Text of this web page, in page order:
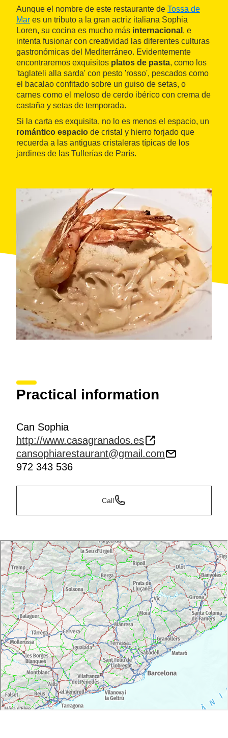
Aunque el nombre de este restaurante de Tossa de
Mar es un tributo a la gran actriz italiana Sophia
Loren, su cocina es mucho más internacional , e
intenta fusionar con creatividad las diferentes culturas
gastronómicas del Mediterráneo. Evidentemente
encontraremos exquisitos platos de pasta, como los
'taglateli alla sarda' con pesto 'rosso', pescados como
el bacalao confitado sobre un guiso de setas, o
carnes como el meloso de cerdo ibérico con crema de
castaña y setas de temporada.
Si la carta es exquisita, no lo es menos el espacio, un
romántico espacio de cristal y hierro forjado que
recuerda a las antiguas cristaleras típicas de los
jardines de las Tullerías de París.
Practical information
Can Sophia
http://www.casagranados.es
cansophiarestaurant@gmail.com
972 343 536
Call